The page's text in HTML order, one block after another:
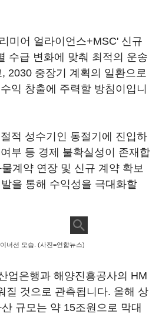
미어 얼라이언스+MSC' 신규
수급 변화에 맞춰 최적의 운송
2030 중장기 계획의 일환으로
익 창출에 주력할 방침이입니
적 성수기인 동절기에 진입하
부 등 경제 불확실성이 존재합
계약 연장 및 신규 계약 확보
을 통해 수익성을 극대화할
너선 모습. (사진=연합뉴스)
업은행과 해양진흥공사의 HM
질 것으로 관측됩니다. 올해 상
규모는 약 15조원으로 막대